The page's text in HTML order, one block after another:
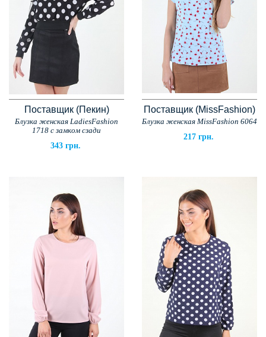
Поставщик (Пекин)
Блузка женская LadiesFashion
1718 с замком сзади
343 грн.
Поставщик (MissFashion)
Блузка женская MissFashion 6064
217 грн.